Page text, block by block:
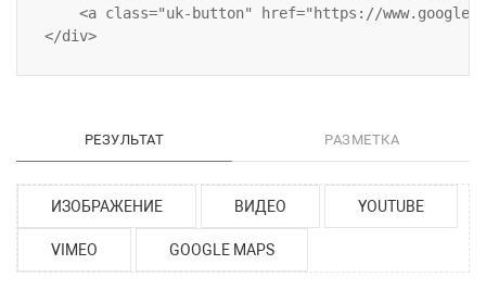
<a class="uk-button" href="https://
РЕЗУЛЬТАТ РАЗМЕТКА
ИЗОБРАЖЕНИЕ ВИДЕО YOUTUBE
VIMEO GOOGLE MAPS